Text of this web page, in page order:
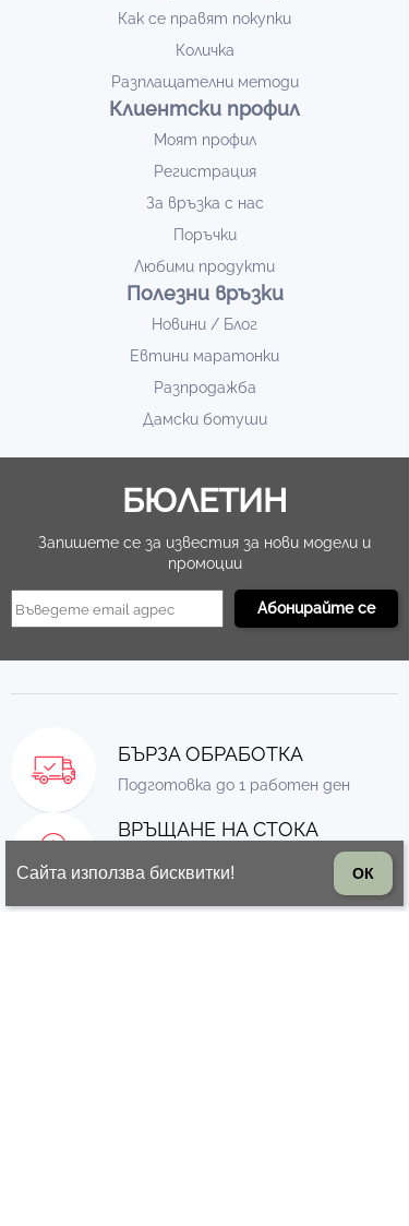
Как се правят покупки
Количка
Разплащателни методи
Клиентски профил
Моят профил
Регистрация
За връзка с нас
Поръчки
Любими продукти
Полезни връзки
Новини / Блог
Евтини маратонки
Разпродажба
Дамски ботуши
БЮЛЕТИН
Запишете се за известия за нови модели и
промоции
БЪРЗА ОБРАБОТКА
Подготовка до 1 работен ден
ВРЪЩАНЕ НА СТОКА
стоката
Сайта използва бисквитки! ОК